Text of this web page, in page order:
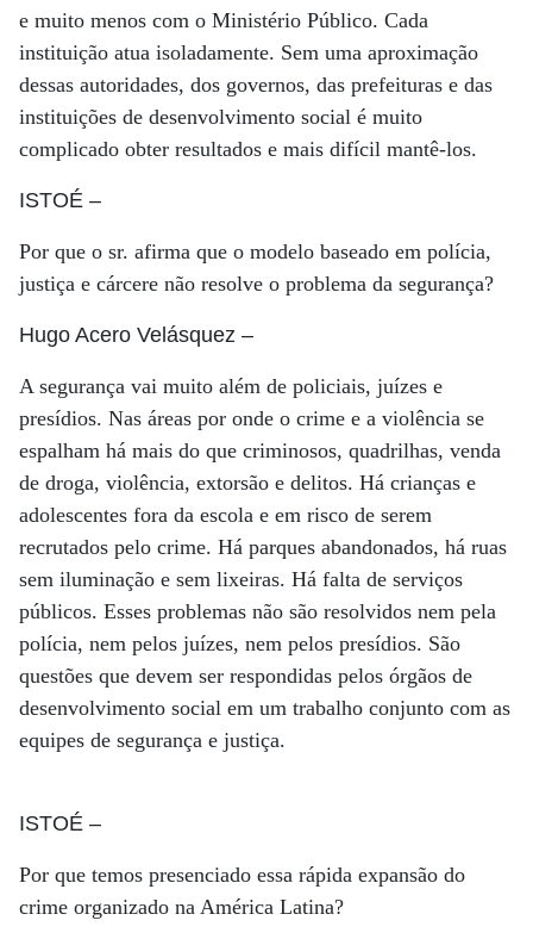
e muito menos com o Ministério Público. Cada
instituição atua isoladamente. Sem uma aproximação
dessas autoridades, dos governos, das prefeituras e das
instituições de desenvolvimento social é muito
complicado obter resultados e mais difícil mantê-los.
ISTOÉ –
Por que o sr. afirma que o modelo baseado em polícia,
justiça e cárcere não resolve o problema da segurança?
Hugo Acero Velásquez –
A segurança vai muito além de policiais, juízes e
presídios. Nas áreas por onde o crime e a violência se
espalham há mais do que criminosos, quadrilhas, venda
de droga, violência, extorsão e delitos. Há crianças e
adolescentes fora da escola e em risco de serem
recrutados pelo crime. Há parques abandonados, há ruas
sem iluminação e sem lixeiras. Há falta de serviços
públicos. Esses problemas não são resolvidos nem pela
polícia, nem pelos juízes, nem pelos presídios. São
questões que devem ser respondidas pelos órgãos de
desenvolvimento social em um trabalho conjunto com as
equipes de segurança e justiça.
ISTOÉ –
Por que temos presenciado essa rápida expansão do
crime organizado na América Latina?